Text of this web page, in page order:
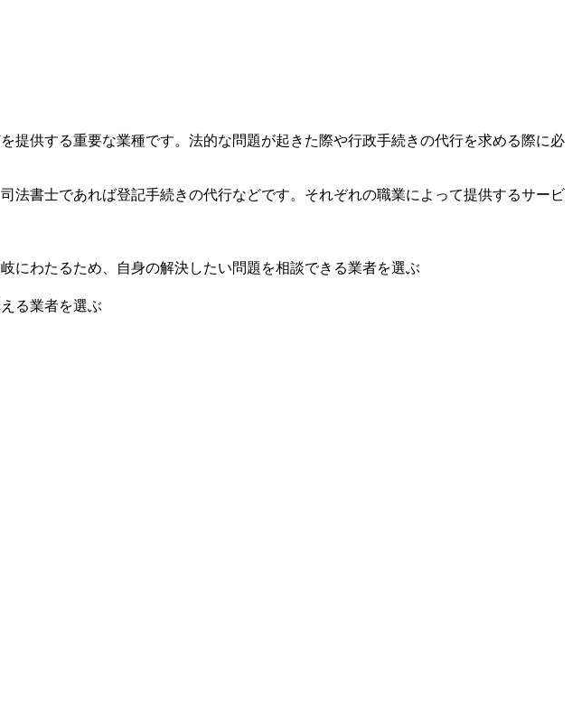
供する重要な業種です。法的な問題が起きた際や行政手続きの代行を求める際に必
書士であれば登記手続きの代行などです。それぞれの職業によって提供するサービ
にわたるため、自身の解決したい問題を相談できる業者を選ぶ
る業者を選ぶ